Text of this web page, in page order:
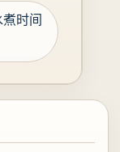
时间